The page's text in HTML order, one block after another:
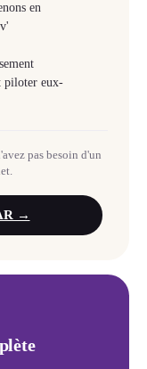
en
piloter eux-
pas besoin d'un
→